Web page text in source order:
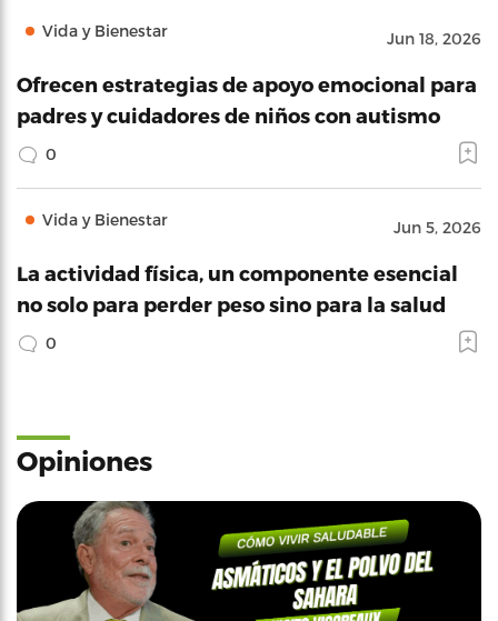
Vida y Bienestar Jun 18, 2026
Ofrecen estrategias de apoyo emocional para
padres y cuidadores de niños con autismo
0
Vida y Bienestar Jun 5, 2026
La actividad física, un componente esencial
no solo para perder peso sino para la salud
0
Opiniones